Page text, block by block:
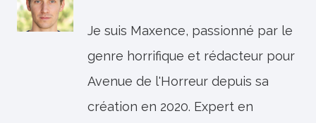
Je suis Maxence, passionné par le
genre horrifique et rédacteur pour
Avenue de l'Horreur depuis sa
création en 2020. Expert en